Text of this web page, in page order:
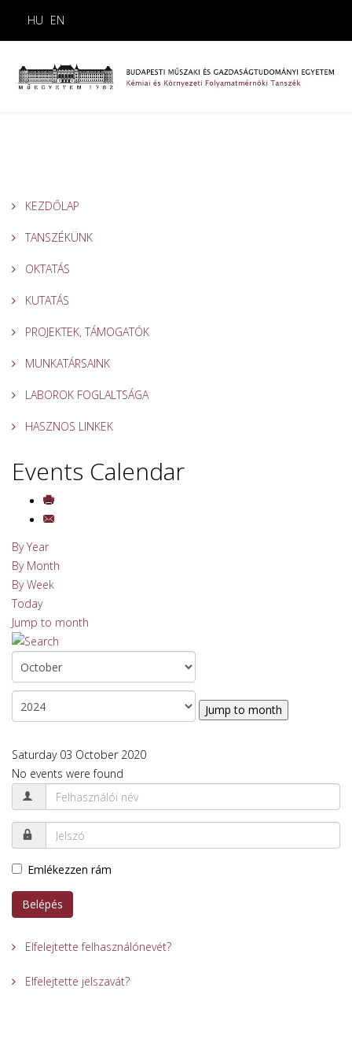
HU EN
KEZDŐLAP
TANSZÉKÜNK
OKTATÁS
KUTATÁS
PROJEKTEK, TÁMOGATÓK
MUNKATÁRSAINK
LABOROK FOGLALTSÁGA
HASZNOS LINKEK
Events Calendar
By Year
By Month
By Week
Today
Jump to month
Jump to month
Saturday 03 October 2020
No events were found
Emlékezzen rám
Belépés
Elfelejtette felhasználónevét?
Elfelejtette jelszavát?